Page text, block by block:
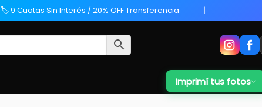
🏷️ 9 Cuotas Sin Interés / 20% OFF Transferencia
Imprimí tus fotos